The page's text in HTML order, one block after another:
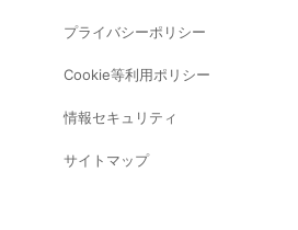
プライバシーポリシー
Cookie等利用ポリシー
情報セキュリティ
サイトマップ